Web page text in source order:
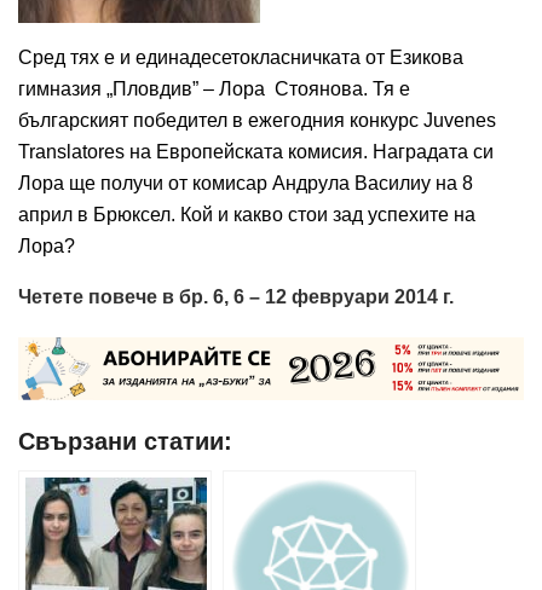
Сред тях е и единадесетокласничката от Езикова
гимназия „Пловдив” – Лора Стоянова. Тя е
българският победител в ежегодния конкурс Juvenes
Translatorеs на Европейската комисия. Наградата си
Лора ще получи от комисар Андрула Василиу на 8
април в Брюксел. Кой и какво стои зад успехите на
Лора?
Четете повече в бр. 6, 6 – 12 февруари 2014 г.
Свързани статии: